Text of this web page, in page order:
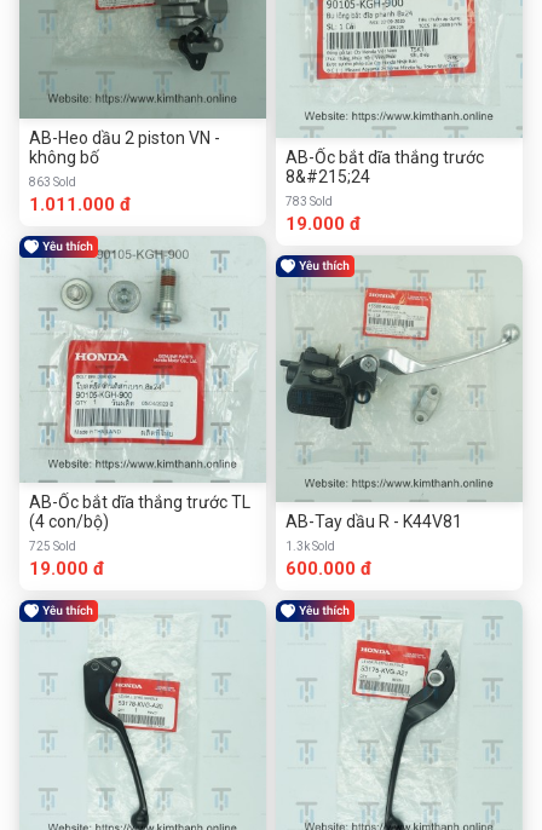
AB-Heo dầu 2 piston VN -
không bố
863 Sold
1.011.000 đ
AB-Ốc bắt dĩa thắng trước TL
(4 con/bộ)
725 Sold
19.000 đ
AB-Ốc bắt dĩa thắng trước
8&#215;24
783 Sold
19.000 đ
AB-Tay dầu R - K44V81
1.3k Sold
600.000 đ